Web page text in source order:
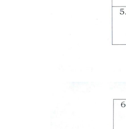
Ședința
raional